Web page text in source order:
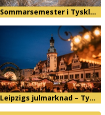
Sommarsemester i Tyskl…
Leipzigs julmarknad – Ty…